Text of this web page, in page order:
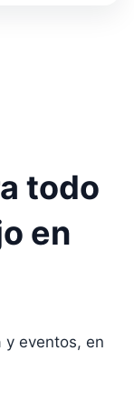
todo
en
y eventos, en